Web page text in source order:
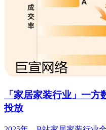
「家居家装行业」一
投放